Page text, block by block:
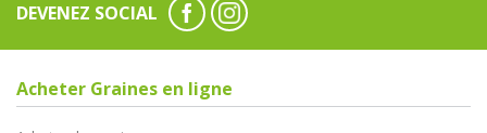
DEVENEZ SOCIAL
Acheter Graines en ligne